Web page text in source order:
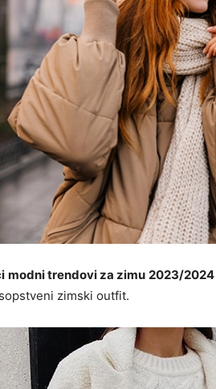
modni trendovi za zimu 2023/2024
zimski outfit.